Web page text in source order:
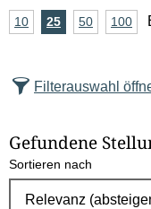
zurück
vor
A
z
l
E
10Ergebnisse
25Ergebnisse
50 100
Filterauswahl
Gefundene
Sortieren nach